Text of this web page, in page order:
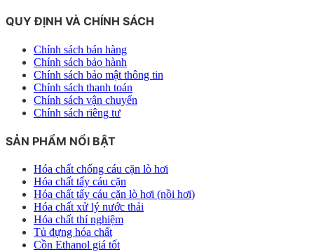
QUY ĐỊNH VÀ CHÍNH SÁCH
Chính sách bán hàng
Chính sách bảo hành
Chính sách bảo mật thông tin
Chính sách thanh toán
Chính sách vận chuyển
Chính sách riêng tư
SẢN PHẨM NỔI BẬT
Hóa chất chống cáu cặn lò hơi
Hóa chất tẩy cáu cặn
Hóa chất tẩy cáu cặn lò hơi (nồi hơi)
Hóa chất xử lý nước thải
Hóa chất thí nghiệm
Tủ đựng hóa chất
Cồn Ethanol giá tốt